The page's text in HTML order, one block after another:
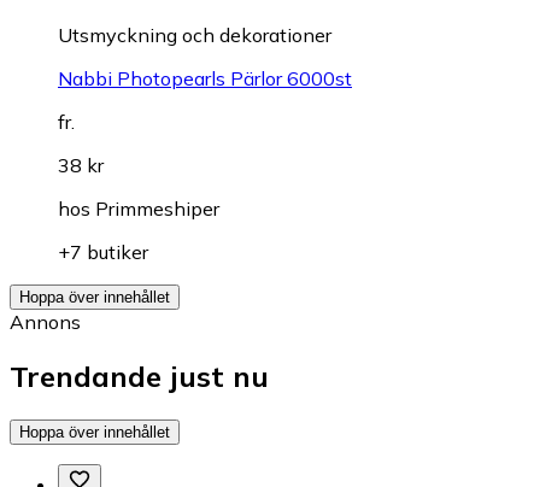
Utsmyckning och dekorationer
Nabbi Photopearls Pärlor 6000st
fr.
38 kr
hos Primmeshiper
+7 butiker
Hoppa över innehållet
Annons
Trendande just nu
Hoppa över innehållet